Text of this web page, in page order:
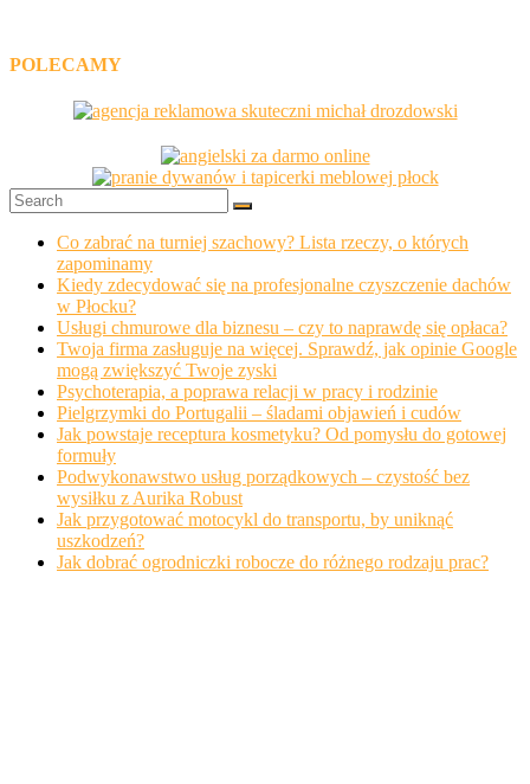
POLECAMY
Co zabrać na turniej szachowy? Lista rzeczy, o których
zapominamy
Kiedy zdecydować się na profesjonalne czyszczenie dachów
w Płocku?
Usługi chmurowe dla biznesu – czy to naprawdę się opłaca?
Twoja firma zasługuje na więcej. Sprawdź, jak opinie Google
mogą zwiększyć Twoje zyski
Psychoterapia, a poprawa relacji w pracy i rodzinie
Pielgrzymki do Portugalii – śladami objawień i cudów
Jak powstaje receptura kosmetyku? Od pomysłu do gotowej
formuły
Podwykonawstwo usług porządkowych – czystość bez
wysiłku z Aurika Robust
Jak przygotować motocykl do transportu, by uniknąć
uszkodzeń?
Jak dobrać ogrodniczki robocze do różnego rodzaju prac?